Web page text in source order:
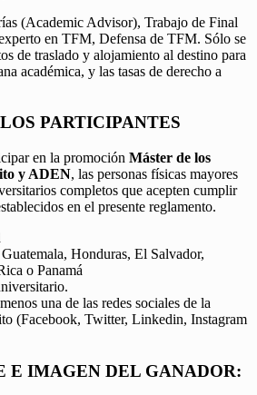
(Academic Advisor), Trabajo de Final
en TFM, Defensa de TFM. Sólo se
de traslado y alojamiento al destino para
académica, y las tasas de derecho a
PARTICIPANTES
en la promoción Máster de los
y ADEN, las personas físicas mayores
completos que acepten cumplir
en el presente reglamento.
Honduras, El Salvador,
o Panamá
una de las redes sociales de la
(Facebook, Twitter, Linkedin, Instagram
E IMAGEN DEL GANADOR: